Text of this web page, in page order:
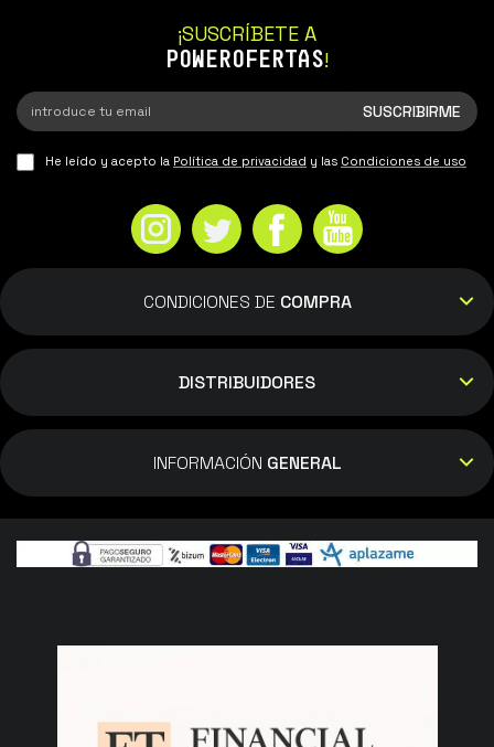
¡SUSCRÍBETE A
POWEROFERTAS!
He leído y acepto la Política de privacidad y las Condiciones de uso
CONDICIONES DE COMPRA
DISTRIBUIDORES
INFORMACIÓN GENERAL